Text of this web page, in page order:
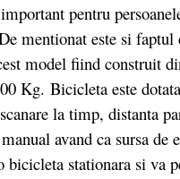
pentru
mentionat este si
model fiind construit
Kg. Bicicleta este
la timp, distanta
avand ca sursa
bicicleta stationara si va